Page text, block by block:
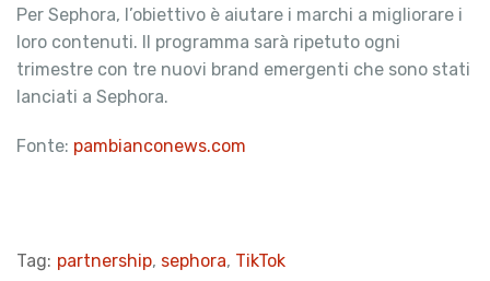
Per Sephora, l’obiettivo è aiutare i marchi a migliorare i
loro contenuti. Il programma sarà ripetuto ogni
trimestre con tre nuovi brand emergenti che sono stati
lanciati a Sephora.
Fonte: pambianconews.com
Tag: partnership, sephora, TikTok